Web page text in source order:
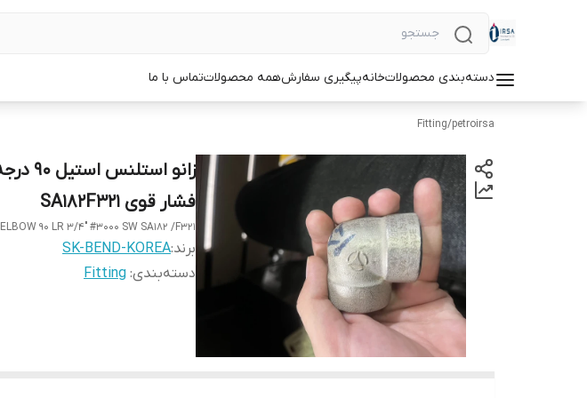
دسته‌بندی محصولاتخانهپیگیری سفارشهمه محصولاتتماس با ما
petroirsa
/
Fitting
فشار قوی SA182F321
ELBOW 90 LR 3/4" #3000 SW SA182 /F321
برند:SK-BEND-KOREA
دسته‌بندی:
Fitting